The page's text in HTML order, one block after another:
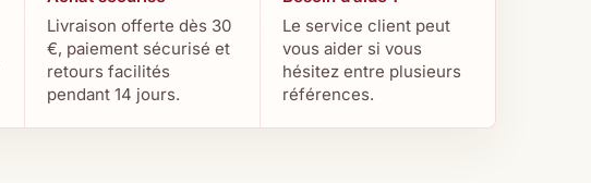
Livraison offerte dès 30
€, paiement sécurisé et
retours facilités
pendant 14 jours.
Le service client peut
vous aider si vous
hésitez entre plusieurs
références.